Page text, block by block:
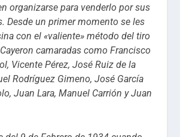
organizarse para venderlo por sus
Desde un primer momento se les
con el «valiente» método del tiro
camaradas como Francisco
Vicente Pérez, José Ruiz de la
Rodríguez Gimeno, José García
Juan Lara, Manuel Carrión y Juan